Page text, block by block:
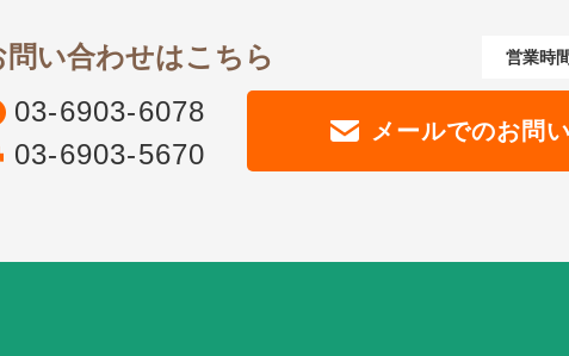
問い合わせはこちら 営業時
03-6903-6078
03-6903-5670
メールでのお問